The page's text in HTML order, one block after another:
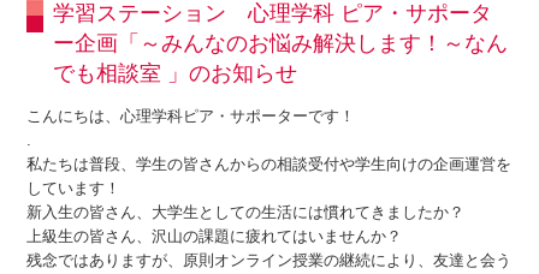
学習ステーション 心理学科 ピア・サポータ
ー企画「～みんなのお悩み解決します！～なん
でも相談室 」のお知らせ
こんにちは、心理学科ピア・サポーターです！
.
私たちは普段、学生の皆さんからの相談受付や学生向けの企画運営を
しています！
新入生の皆さん、大学生としての生活には慣れてきましたか？
上級生の皆さん、沢山の課題に疲れてはいませんか？
残念ではありますが、原則オンライン授業の継続により、友達と会う